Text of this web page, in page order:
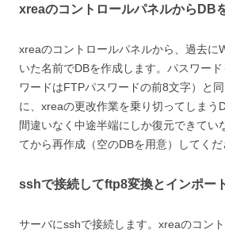
xreaのコントロールパネルからDB
xreaのコントロールパネルから、過去に
いた名前でDBを作成します。パスワー
ワードはFTPパスワードの前8文字）と
に、xreaの更改作業を乗り切ってしまう
間違いなく中途半端にしか復元できてい
てから再作成（空のDBを用意）してくだ
sshで接続してftp8変換とインポー
サーバにsshで接続します。xreaのコン